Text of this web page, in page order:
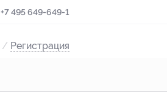
+7 495 649-649-1
/ Регистрация